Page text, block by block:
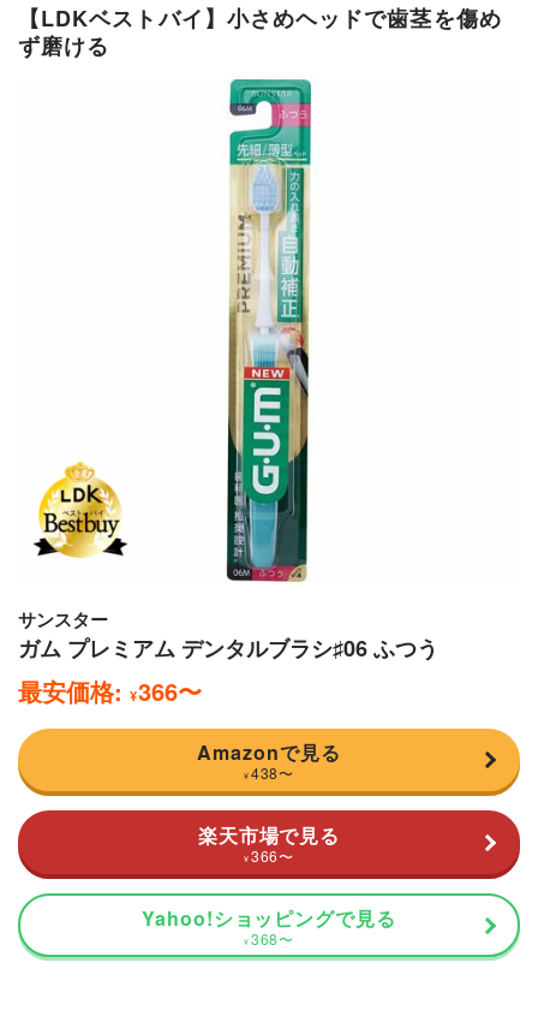
【LDKベストバイ】小さめヘッドで歯茎を傷め
ず磨ける
サンスター
ガム プレミアム デンタルブラシ♯06 ふつう
最安価格: ¥366〜
Amazonで見る
¥ 438〜
楽天市場で見る
¥ 366〜
Yahoo!ショッピングで見る
¥ 368〜